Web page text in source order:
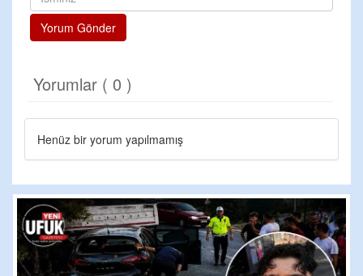
Yorum Gönder
Yorumlar ( 0 )
Henüz bir yorum yapılmamış